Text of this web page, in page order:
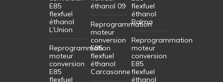
E85
flexfuel
éthanol
L’Union
Reprogrammation
moteur
conversion
E85
flexfuel
éthanol 09
Reprogrammation
moteur
conversion
E85
flexfuel
éthanol
Carcasonne
flexfuel
éthanol
Balma
Reprogrammation
moteur
conversion
E85
flexfuel
éthanol